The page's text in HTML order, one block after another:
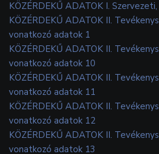
KÖZÉRDEKŰ ADATOK I.
KÖZÉRDEKŰ ADATOK II.
vonatkozó adatok 1
KÖZÉRDEKŰ ADATOK II.
vonatkozó adatok 10
KÖZÉRDEKŰ ADATOK II.
vonatkozó adatok 11
KÖZÉRDEKŰ ADATOK II.
vonatkozó adatok 12
KÖZÉRDEKŰ ADATOK II.
vonatkozó adatok 13